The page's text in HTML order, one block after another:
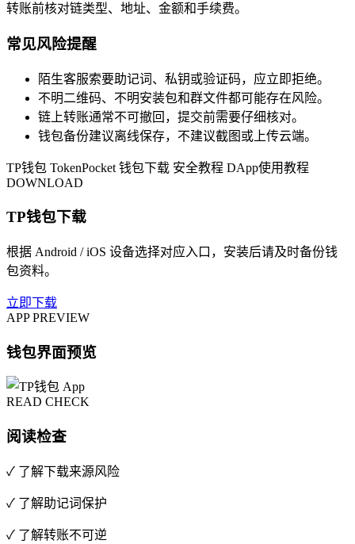
转账前核对链类型、地址、金额和手续费。
常见风险提醒
陌生客服索要助记词、私钥或验证码，应立即拒绝。
不明二维码、不明安装包和群文件都可能存在风险。
链上转账通常不可撤回，提交前需要仔细核对。
钱包备份建议离线保存，不建议截图或上传云端。
TP钱包 TokenPocket 钱包下载 安全教程 DApp使用教程
DOWNLOAD
TP钱包下载
根据 Android / iOS 设备选择对应入口，安装后请及时备份钱
包资料。
立即下载
APP PREVIEW
钱包界面预览
READ CHECK
阅读检查
✓ 了解下载来源风险
✓ 了解助记词保护
✓ 了解转账不可逆